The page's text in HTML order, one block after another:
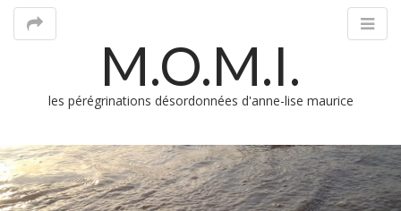
M.O.M.I.
les pérégrinations désordonnées d'anne-lise maurice